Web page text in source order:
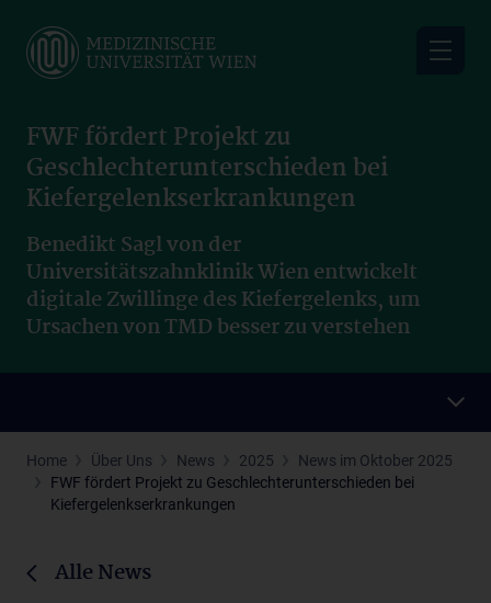
main
FWF fördert Projekt zu
Geschlechterunterschieden bei
Kiefergelenkserkrankungen
Benedikt Sagl von der
Universitätszahnklinik Wien entwickelt
digitale Zwillinge des Kiefergelenks, um
Ursachen von TMD besser zu verstehen
Home Über Uns News 2025
News im Oktober 2025
FWF fördert Projekt zu Geschlechterunterschieden bei
Kiefergelenkserkrankungen
Alle News